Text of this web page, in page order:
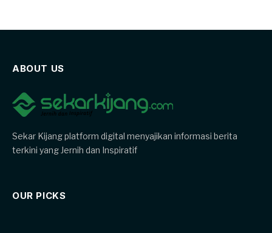
ABOUT US
Sekar Kijang platform digital menyajikan informasi berita
terkini yang Jernih dan Inspiratif
OUR PICKS